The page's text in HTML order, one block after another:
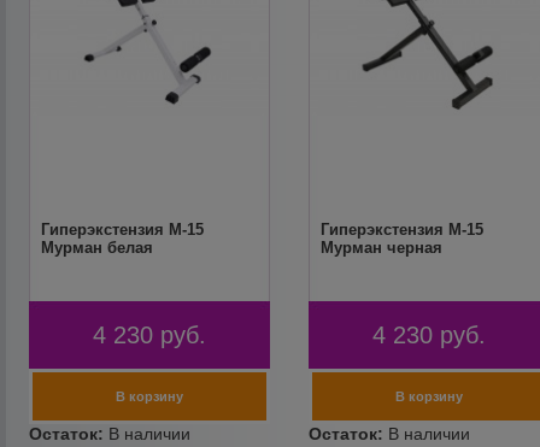
Гиперэкстензия М-15
Мурман белая
4 230 руб.
Гиперэкстензия М-15
Мурман черная
4 230 руб.